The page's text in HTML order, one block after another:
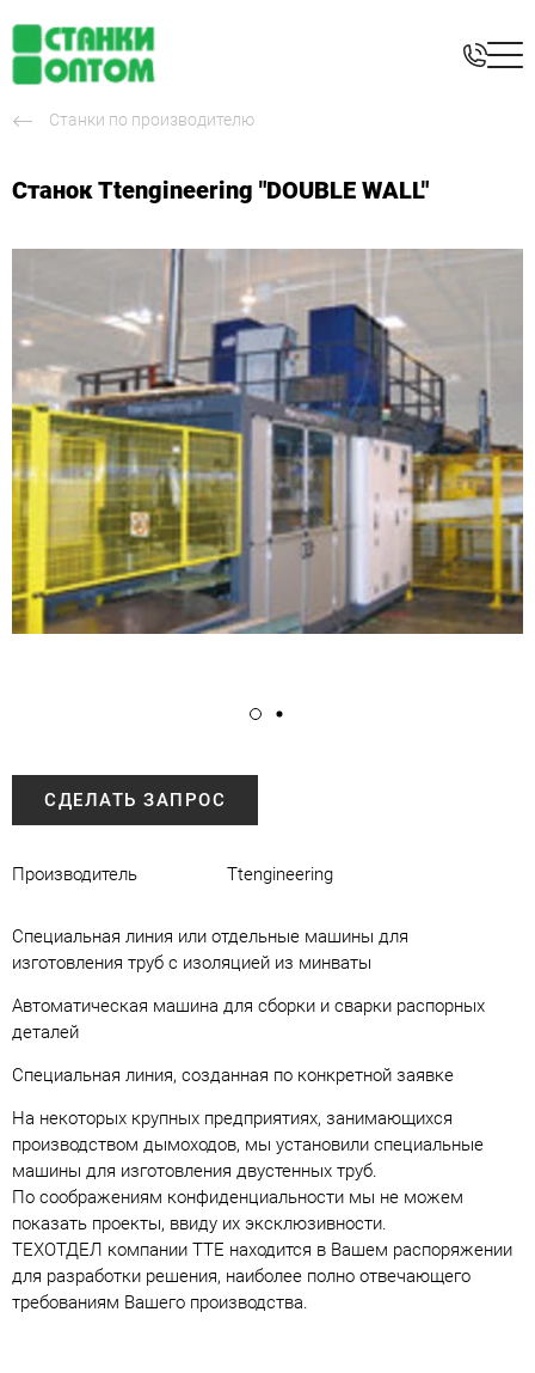
Станки по производителю
Станок Ttengineering "DOUBLE WALL"
СДЕЛАТЬ ЗАПРОС
Производитель Ttengineering
Специальная линия или отдельные машины для
изготовления труб с изоляцией из минваты
Автоматическая машина для сборки и сварки распорных
деталей
Специальная линия, созданная по конкретной заявке
На некоторых крупных предприятиях, занимающихся
производством дымоходов, мы установили специальные
машины для изготовления двустенных труб.
По соображениям конфиденциальности мы не можем
показать проекты, ввиду их эксклюзивности.
ТЕХОТДЕЛ компании TTE находится в Вашем распоряжении
для разработки решения, наиболее полно отвечающего
требованиям Вашего производства.